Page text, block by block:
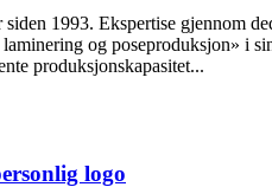
1993. Ekspertise gjennom
og poseproduksjon» i
produksjonskapasitet...
logo